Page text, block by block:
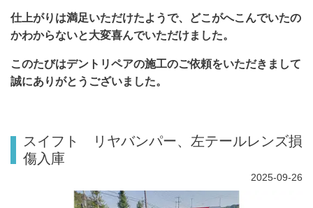
仕上がりは満足いただけたようで、どこがへこんでいたの
かわからないと大変喜んでいただけました。
このたびはデントリペアの施工のご依頼をいただきまして
誠にありがとうございました。
スイフト リヤバンパー、左テールレンズ損
傷入庫
2025-09-26